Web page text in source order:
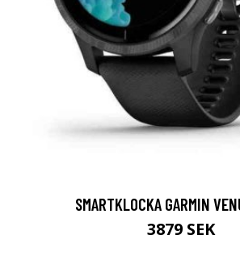
SMARTKLOCKA GARMIN
3879 SEK